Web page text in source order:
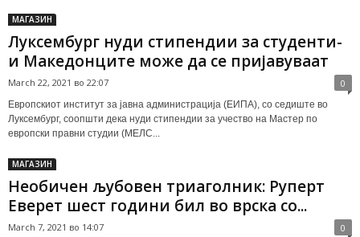
МАГАЗИН
Луксембург нуди стипендии за студенти-
и Македонците може да се пријавуваат
March 22, 2021 во 22:07 0
Европскиот институт за јавна администрација (ЕИПА), со седиште во
Луксембург, соопшти дека нуди стипендии за учество на Мастер по
европски правни студии (МЕЛС...
МАГАЗИН
Необичен љубовен триаголник: Руперт
Еверет шест години бил во врска со...
March 7, 2021 во 14:07 0